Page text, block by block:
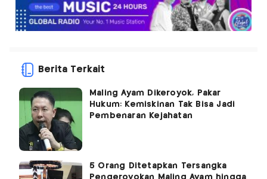
Berita Terkait
Maling Ayam Dikeroyok, Pakar
Hukum: Kemiskinan Tak Bisa Jadi
Pembenaran Kejahatan
5 Orang Ditetapkan Tersangka
Pengeroyokan Maling Ayam hingga